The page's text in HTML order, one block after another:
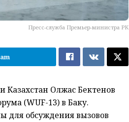
Пресс-служба Премьер-министра РК
Казахстан Олжас Бектенов
(WUF-13) в Баку.
для обсуждения вызовов